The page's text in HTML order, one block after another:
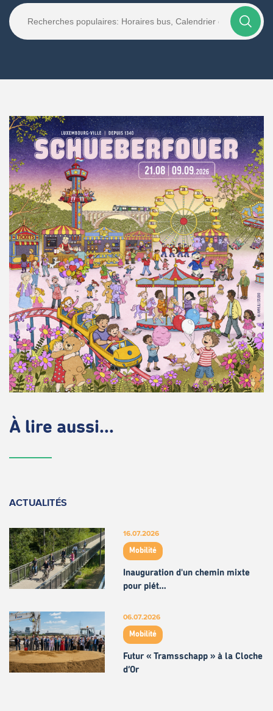
À lire aussi...
ACTUALITÉS
16.07.2026
Mobilité
Inauguration d'un chemin mixte
pour piét…
06.07.2026
Mobilité
Futur « Tramsschapp » à la Cloche
d’Or